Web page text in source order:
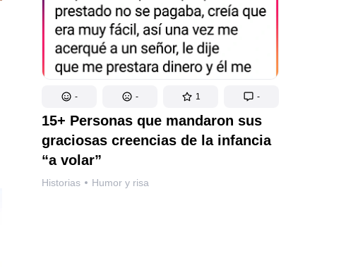
- - 1 -
15+ Personas que mandaron sus
graciosas creencias de la infancia
“a volar”
Historias Humor y risa